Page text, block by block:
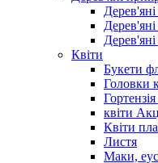
Квіти
Букети
Головки
квіти
Квіти
Листя
Маки,